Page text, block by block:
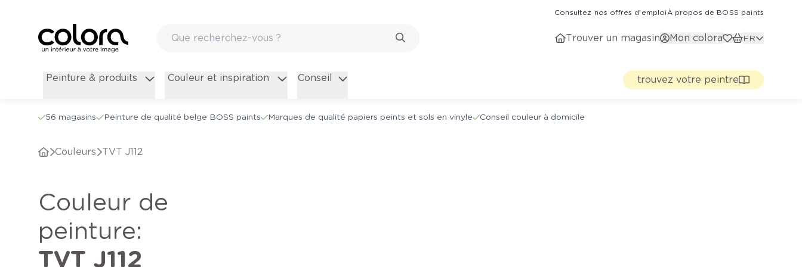
Consultez nos offres d'emploiÀ propos de BOSS paints
Trouver un magasin Mon colora FR
Peinture & produits Couleur et inspiration Conseil trouvez votre peintre
56 magasins Peinture de qualité belge BOSS paints Marques de qualité papiers peints et sols en vinyle Conseil couleur à domicile
Couleurs TVT J112
Couleur de
peinture:
TVT J112